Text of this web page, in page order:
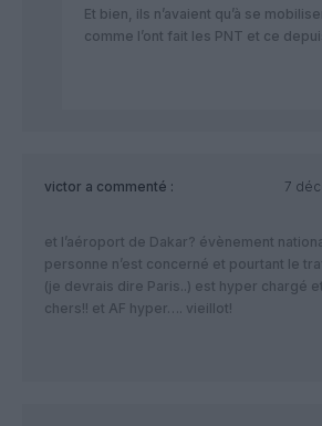
Et bien, ils n’avaient qu’à se
comme l’ont fait les PNT et ce
victor a commenté :
7
et l’aéroport de Dakar? évènement
personne n’est concerné et pourtant le
(je devrais dire Paris..) est hyper chargé
chers!! et AF hyper…. vieillot!